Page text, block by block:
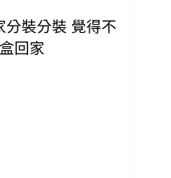
分裝分裝 覺得不
回家